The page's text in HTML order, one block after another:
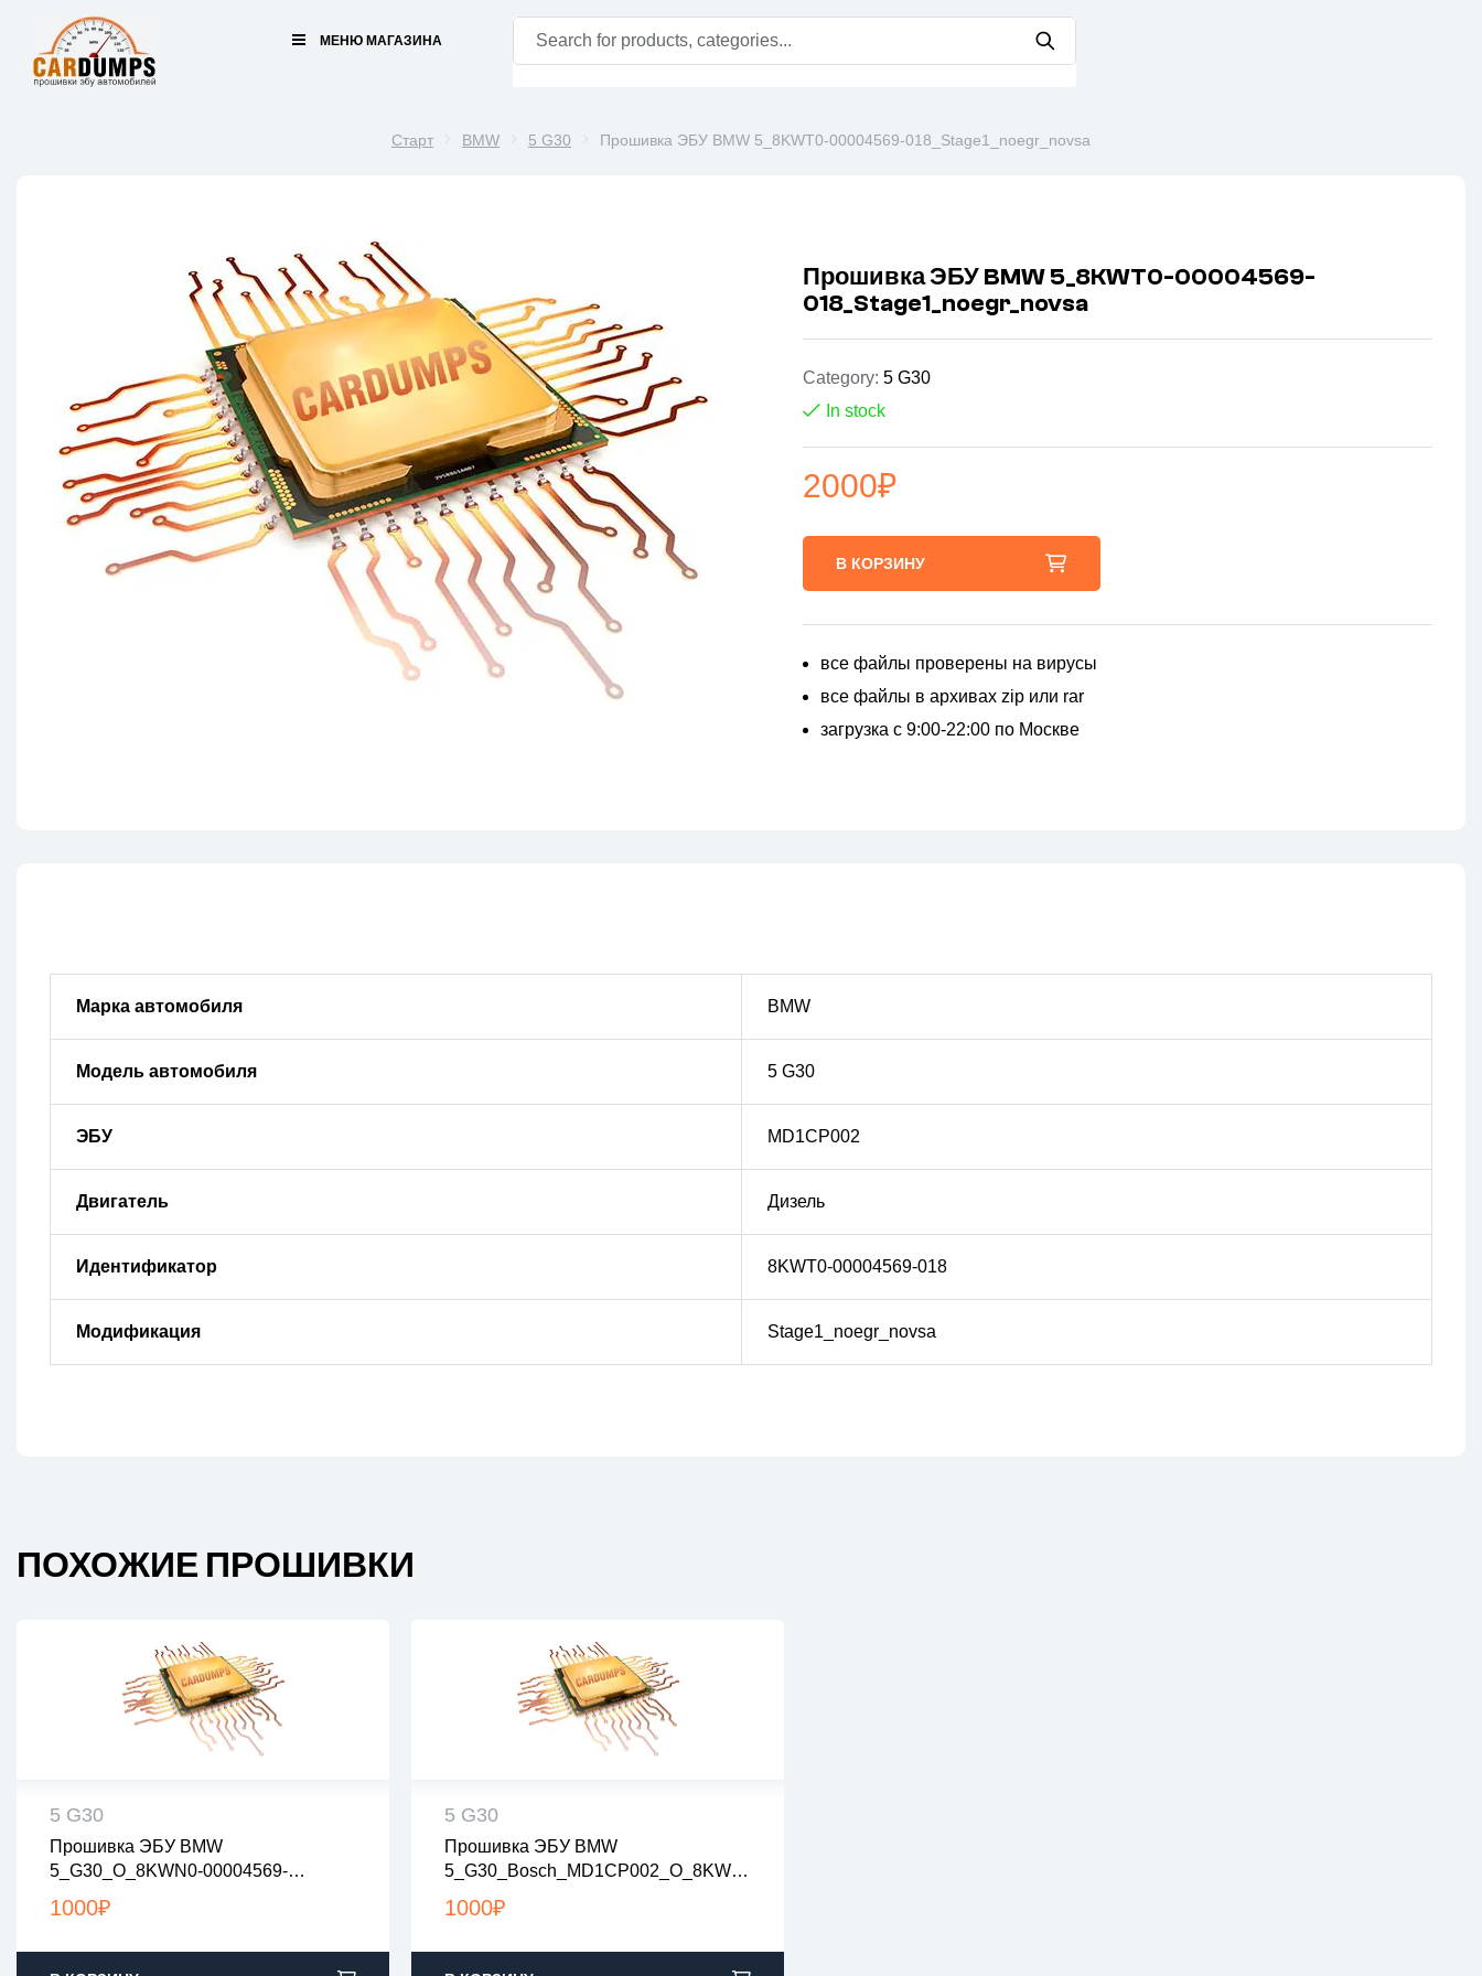
МЕНЮ МАГАЗИНА
Старт BMW 5 G30 Прошивка ЭБУ BMW 5_8KWT0-00004569-018_Stage1_noegr_novsa
Прошивка ЭБУ BMW 5_8KWT0-00004569-
018_Stage1_noegr_novsa
Category:5 G30
In stock
2000₽
В КОРЗИНУ
все файлы проверены на вирусы
все файлы в архивах zip или rar
загрузка с 9:00-22:00 по Москве
Марка автомобиля BMW
Модель автомобиля 5 G30
ЭБУ MD1CP002
Двигатель Дизель
Идентификатор 8KWT0-00004569-018
Модификация Stage1_noegr_novsa
ПОХОЖИЕ ПРОШИВКИ
5 G30
Прошивка ЭБУ BMW
5_G30_O_8KWN0-00004569-
1000₽
все файлы проверены на вирусы
все файлы в архивах zip или rar
загрузка с 9:00-22:00 по Москве
5 G30
Прошивка ЭБУ BMW
5_G30_Bosch_MD1CP002_O_8KWR
1000₽
все файлы проверены на вирусы
все файлы в архивах zip или rar
загрузка с 9:00-22:00 по Москве